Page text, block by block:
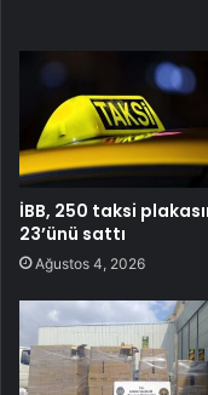
İBB, 250 taksi
23’ünü sattı
Ağustos 4, 2026